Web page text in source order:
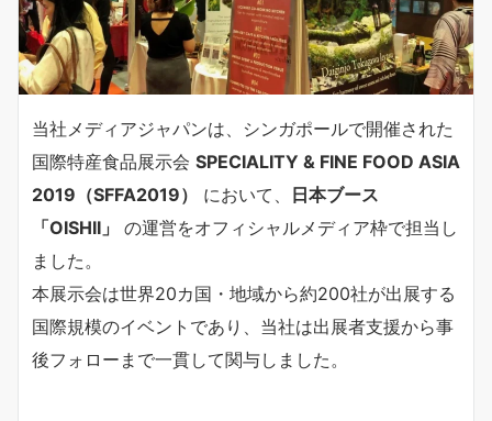
当社メディアジャパンは、シンガポールで開催された
国際特産食品展示会 SPECIALITY & FINE FOOD ASIA
2019（SFFA2019）
において、 日本ブース
「OISHII」
の運営をオフィシャルメディア枠で担当し
ました。
本展示会は世界20カ国・地域から約200社が出展する
国際規模のイベントであり、当社は出展者支援から事
後フォローまで一貫して関与しました。